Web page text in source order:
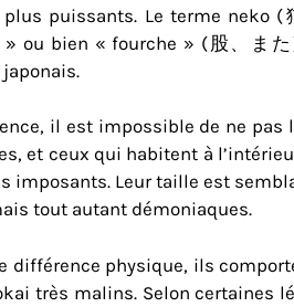
plus puissants. Le terme
» ou bien « fourche » (股、ま
il est impossible de ne pas
et ceux qui habitent à
imposants. Leur taille est
tout autant démoniaques.
différence physique, ils
très malins. Selon certaines